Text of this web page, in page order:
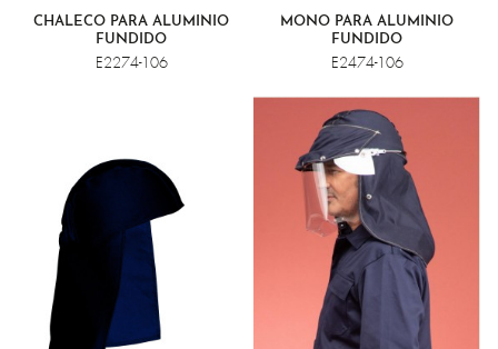
CHALECO PARA ALUMINIO
FUNDIDO
E2274-106
MONO PARA ALUMINIO
FUNDIDO
E2474-106